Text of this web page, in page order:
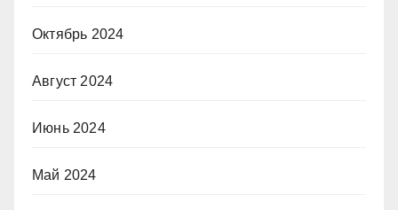
Октябрь 2024
Август 2024
Июнь 2024
Май 2024